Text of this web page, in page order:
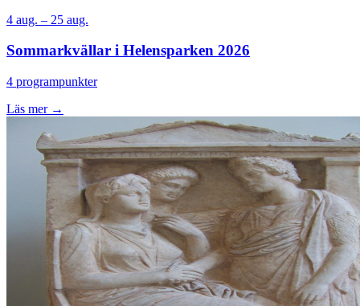
4 aug. – 25 aug.
Sommarkvällar i Helensparken 2026
4 programpunkter
Läs mer →